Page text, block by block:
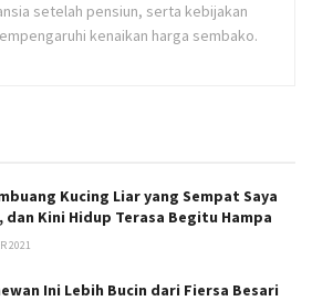
setelah pensiun, serta kebijakan
kenaikan harga sembako.
Kucing Liar yang Sempat Saya
dan Kini Hidup Terasa Begitu Hampa
2021
Ini Lebih Bucin dari Fiersa Besari